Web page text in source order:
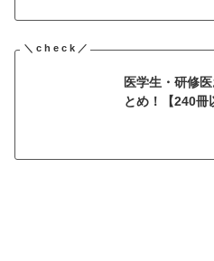
医学生・研修
とめ！【240冊